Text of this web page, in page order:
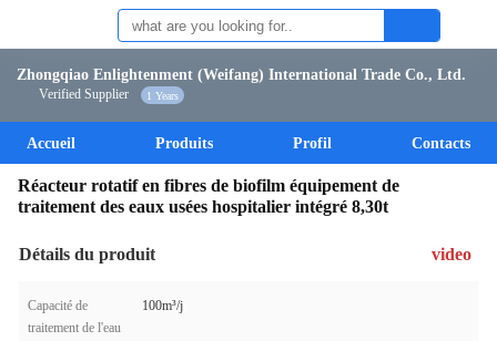
Zhongqiao Enlightenment (Weifang) International Trade Co., Ltd.
Verified Supplier 1 Years
Accueil Produits Profil Contacts
Réacteur rotatif en fibres de biofilm équipement de
traitement des eaux usées hospitalier intégré 8,30t
Détails du produit video
Capacité de
traitement de l'eau
100m³/j